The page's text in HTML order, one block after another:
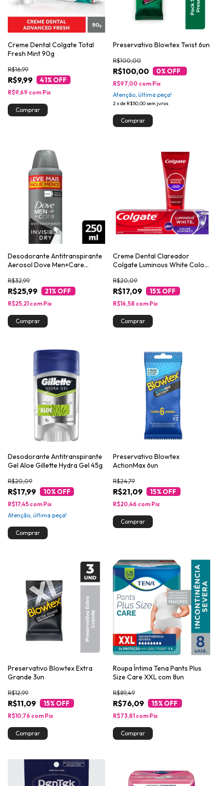
Creme Dental Colgate Total
Fresh Mint 90g
R$9,99
R$16,99
41% OFF
R$9,69 com Pix
Preservativo Blowtex Twist 6un
R$100,00
R$100,00
0% OFF
2xde R$50,00 sem juros
R$97,00 com Pix
Atenção, última peça!
Desodorante Antitranspirante
Aerosol Dove Men+Care
R$25,99
R$32,99
21% OFF
R$25,21 com Pix
Creme Dental Clareador
Colgate Luminous White Color
R$17,09
R$20,09
15% OFF
R$16,58 com Pix
Desodorante Antitranspirante
Gel Aloe Gillette Hydra Gel 45g
R$17,99
R$20,09
10% OFF
R$17,45 com Pix
Atenção, última peça!
Preservativo Blowtex
ActionMax 6un
R$21,09
R$24,79
15% OFF
R$20,46 com Pix
Preservativo Blowtex Extra
Grande 3un
R$11,09
R$12,99
15% OFF
R$10,76 com Pix
Roupa Íntima Tena Pants Plus
Size Care XXL com 8un
R$76,09
R$89,49
15% OFF
R$73,81 com Pix